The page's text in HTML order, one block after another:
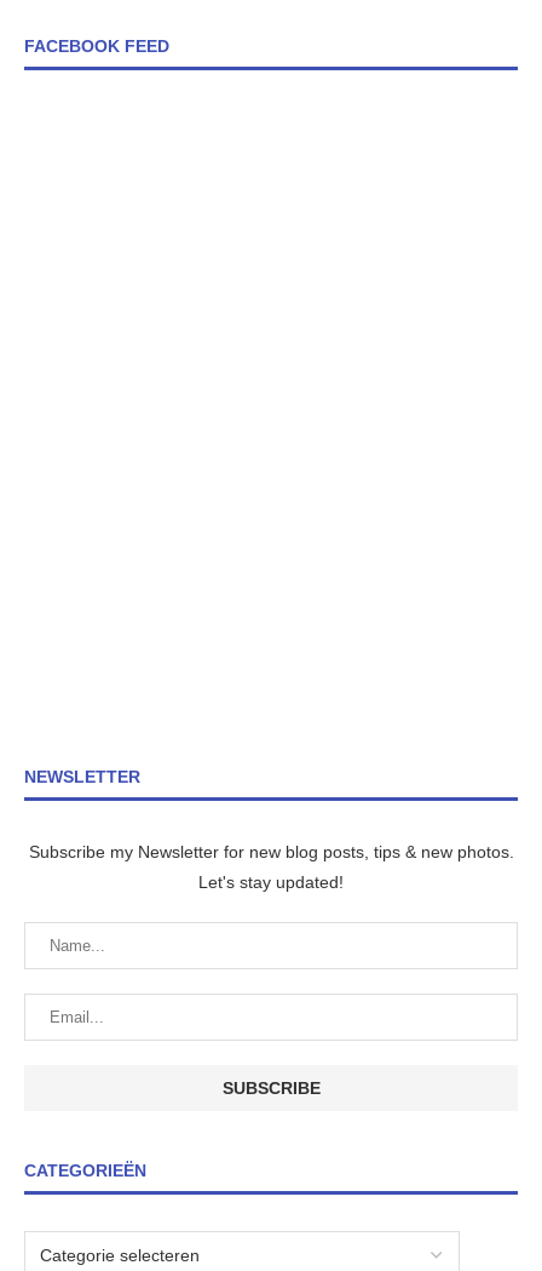
FACEBOOK FEED
NEWSLETTER
Subscribe my Newsletter for new blog posts, tips & new photos.
Let's stay updated!
CATEGORIEËN